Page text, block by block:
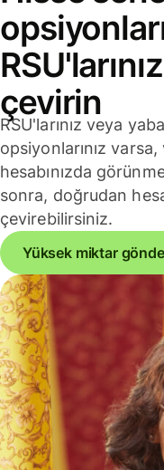
çevirin
RSU'larınız veya
opsiyonlarınız
hesabınızda
sonra, doğrudan
çevirebilirsiniz.
Yüksek miktar